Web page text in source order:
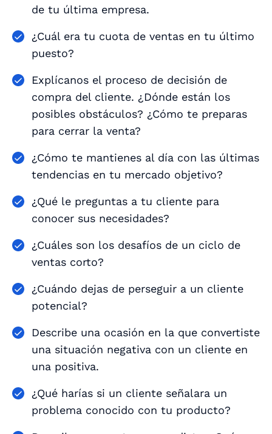
de tu última empresa.
¿Cuál era tu cuota de ventas en tu último
puesto?
Explícanos el proceso de decisión de
compra del cliente. ¿Dónde están los
posibles obstáculos? ¿Cómo te preparas
para cerrar la venta?
¿Cómo te mantienes al día con las últimas
tendencias en tu mercado objetivo?
¿Qué le preguntas a tu cliente para
conocer sus necesidades?
¿Cuáles son los desafíos de un ciclo de
ventas corto?
¿Cuándo dejas de perseguir a un cliente
potencial?
Describe una ocasión en la que convertiste
una situación negativa con un cliente en
una positiva.
¿Qué harías si un cliente señalara un
problema conocido con tu producto?